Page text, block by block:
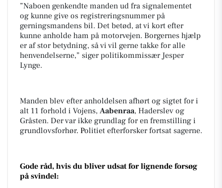
”Naboen genkendte manden ud fra signalementet
og kunne give os registreringsnummer på
gerningsmandens bil. Det betød, at vi kort efter
kunne anholde ham på motorvejen. Borgernes hjælp
er af stor betydning, så vi vil gerne takke for alle
henvendelserne,” siger politikommissær Jesper
Lynge.
Manden blev efter anholdelsen afhørt og sigtet for i
alt 11 forhold i Vojens, Aabenraa, Haderslev og
Gråsten. Der var ikke grundlag for en fremstilling i
grundlovsforhør. Politiet efterforsker fortsat sagerne.
Gode råd, hvis du bliver udsat for lignende forsøg
på svindel: